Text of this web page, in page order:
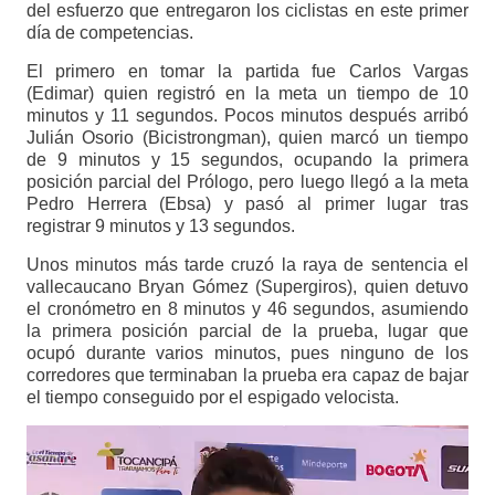
del esfuerzo que entregaron los ciclistas en este primer
día de competencias.
El primero en tomar la partida fue Carlos Vargas
(Edimar) quien registró en la meta un tiempo de 10
minutos y 11 segundos. Pocos minutos después arribó
Julián Osorio (Bicistrongman), quien marcó un tiempo
de 9 minutos y 15 segundos, ocupando la primera
posición parcial del Prólogo, pero luego llegó a la meta
Pedro Herrera (Ebsa) y pasó al primer lugar tras
registrar 9 minutos y 13 segundos.
Unos minutos más tarde cruzó la raya de sentencia el
vallecaucano Bryan Gómez (Supergiros), quien detuvo
el cronómetro en 8 minutos y 46 segundos, asumiendo
la primera posición parcial de la prueba, lugar que
ocupó durante varios minutos, pues ninguno de los
corredores que terminaban la prueba era capaz de bajar
el tiempo conseguido por el espigado velocista.
de